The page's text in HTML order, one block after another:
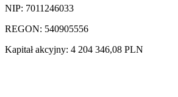
NIP: 7011246033
REGON: 540905556
Kapitał akcyjny: 4 204 346,08 PLN